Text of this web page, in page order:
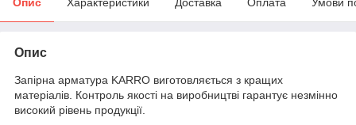
Опис
Запірна арматура KARRO виготовляється з кращих
матеріалів. Контроль якості на виробництві гарантує незмінно
високий рівень продукції.